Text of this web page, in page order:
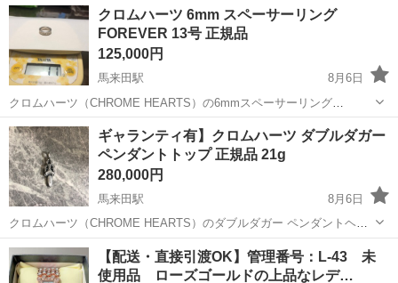
のリングです。 【商品詳細】 ・アイテム：Scroll Band Ring（スクロ
ールバンド...
千葉 木更津市 クロムハーツ
クロムハーツ 6mm スペーサーリング
FOREVER 13号 正規品
125,000円
馬来田駅
8月6日
クロムハーツ（CHROME HEARTS）の6mmスペーサーリング
（FOREVERリング）です。 確実な正規品となります。 【商品詳細】
・アイテム：6mm Spacer Ring FOREVER ・サイズ：13号 ・素
材：...
千葉 木更津市 アクセサリー クロムハーツ
ギャランティ有】クロムハーツ ダブルダガー
ペンダントトップ 正規品 21g
280,000円
馬来田駅
8月6日
クロムハーツ（CHROME HEARTS）のダブルダガー ペンダントヘッ
ドです。 ギャランティ（インボイス）付属の確実な正規品となりま
す。 【商品詳細】 ・アイテム：DOUBLE DAGGER（ダブルダガー）
・素材：シルバ...
千葉 木更津市 馬来田駅 アクセサリー
【配送・直接引渡OK】管理番号：L-43 未
使用品 ローズゴールドの上品なレデ…